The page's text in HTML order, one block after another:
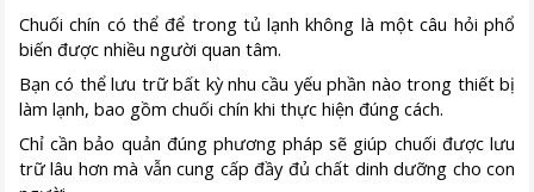
Chuối chín có thể để trong tủ lạnh không là một câu hỏi phổ
biến được nhiều người quan tâm.
Bạn có thể lưu trữ bất kỳ nhu cầu yếu phần nào trong thiết bị
làm lạnh, bao gồm chuối chín khi thực hiện đúng cách.
Chỉ cần bảo quản đúng phương pháp sẽ giúp chuối được lưu
trữ lâu hơn mà vẫn cung cấp đầy đủ chất dinh dưỡng cho con